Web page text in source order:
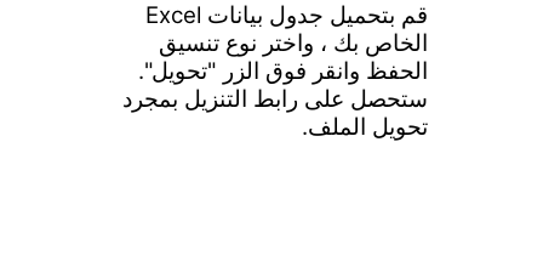
قم بتحميل جدول بيانات Excel
الخاص بك ، واختر نوع تنسيق
الحفظ وانقر فوق الزر "تحويل".
ستحصل على رابط التنزيل بمجرد
تحويل الملف.